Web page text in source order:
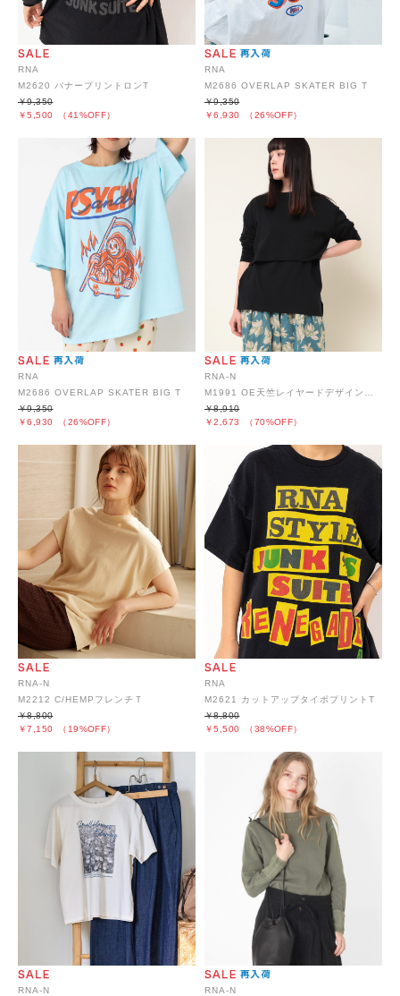
RNA
M2620 バナープリントロンT
￥5,500 （41%OFF）
￥9,350
RNA
M2686 OVERLAP SKATER BIG T
￥6,930 （26%OFF）
￥9,350
RNA
M2686 OVERLAP SKATER BIG T
￥6,930 （26%OFF）
￥9,350
RNA-N
￥2,673 （70%OFF）
￥8,910
RNA-N
M2212 C/HEMPフレンチＴ
￥7,150 （19%OFF）
￥8,800
RNA
M2621 カットアップタイポプリントT
￥5,500 （38%OFF）
￥8,800
RNA-N RNA-N